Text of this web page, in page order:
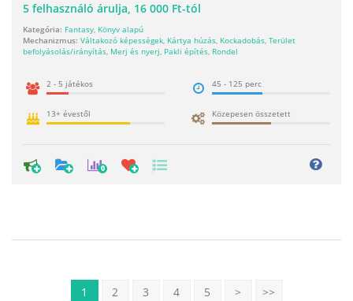
5 felhasználó árulja, 16 000 Ft-tól
Kategória: Fantasy, Könyv alapú
Mechanizmus: Váltakozó képességek, Kártya húzás, Kockadobás, Terület
befolyásolás/irányítás, Merj és nyerj, Pakli építés, Rondel
2 - 5 játékos 45 - 125 perc
13+ évestől Közepesen összetett
0
1 2 3 4 5 > >>